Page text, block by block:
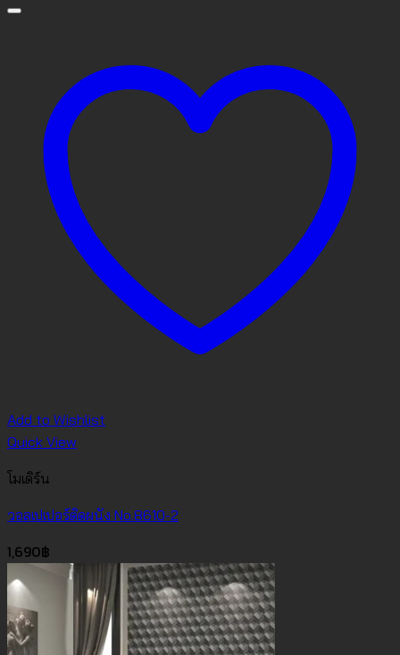
Add to Wishlist
Quick View
โมเดิร์น
วอลเปเปอร์ติดผนัง No.8610-2
1,690฿